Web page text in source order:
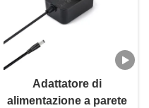
Adattatore di
alimentazione a parete